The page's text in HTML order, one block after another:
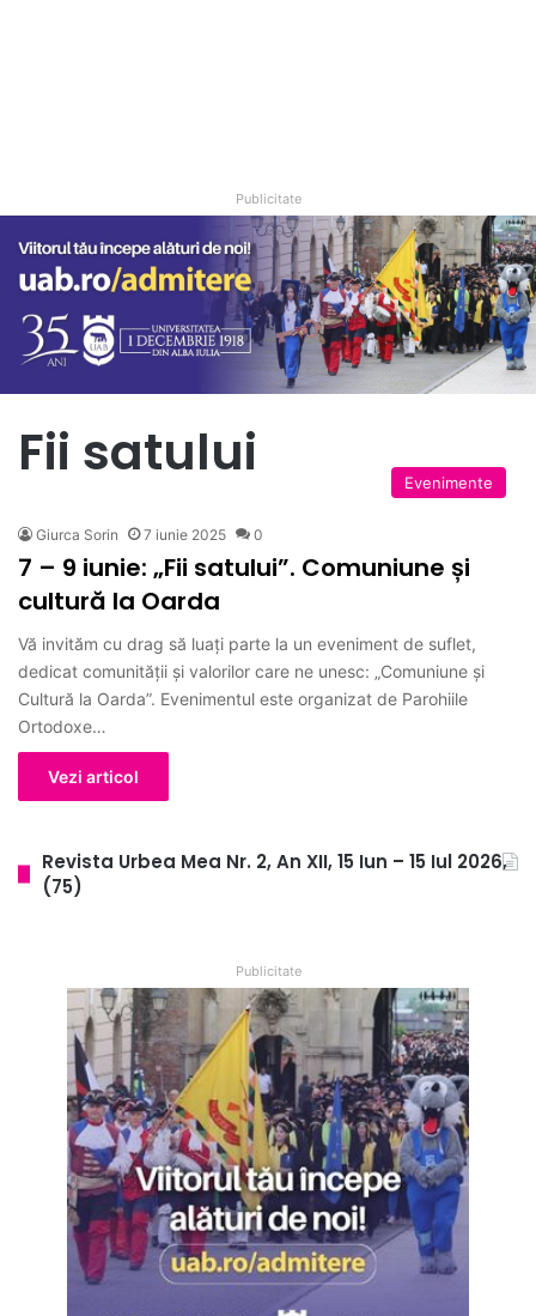
Publicitate
Fii satului Evenimente
Giurca Sorin 7 iunie 2025 0
7 – 9 iunie: „Fii satului”. Comuniune și
cultură la Oarda
Vă invităm cu drag să luați parte la un eveniment de suflet,
dedicat comunității și valorilor care ne unesc: „Comuniune și
Cultură la Oarda”. Evenimentul este organizat de Parohiile
Ortodoxe…
Vezi articol
Revista Urbea Mea Nr. 2, An XII, 15 Iun – 15 Iul 2026,
(75)
Publicitate